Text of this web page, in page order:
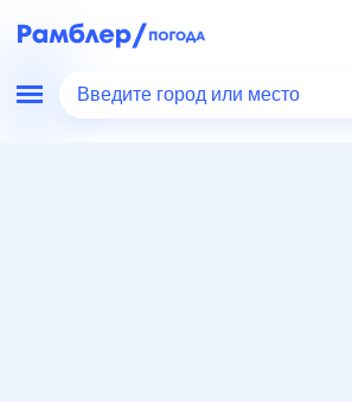
Введите город или место